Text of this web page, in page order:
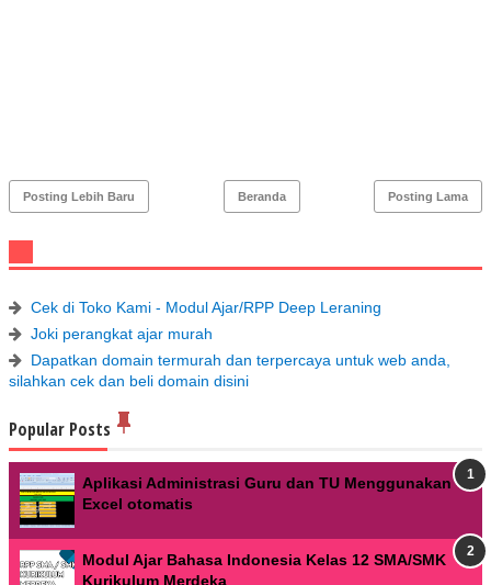
Posting Lebih Baru Posting Lama
Beranda
Cek di Toko Kami - Modul Ajar/RPP Deep Leraning
Joki perangkat ajar murah
Dapatkan domain termurah dan terpercaya untuk web anda,
silahkan cek dan beli domain disini
Popular Posts
Aplikasi Administrasi Guru dan TU Menggunakan
Excel otomatis
Modul Ajar Bahasa Indonesia Kelas 12 SMA/SMK
Kurikulum Merdeka